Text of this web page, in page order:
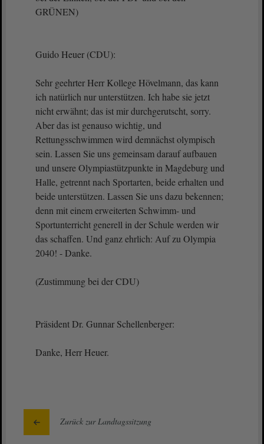
GRÜNEN)
Guido Heuer (CDU):
Sehr geehrter Herr Kollege Hövelmann, das kann
ich natürlich nur unterstützen. Ich habe sie jetzt
nicht erwähnt; das ist mir durchgerutscht, sorry.
Aber das ist genauso wichtig, und
Rettungsschwimmen wird demnächst olympisch
sein. Lassen Sie uns gemeinsam darauf aufbauen
und unsere Olympiastützpunkte in Magdeburg und
Halle, getrennt nach Sportarten, beide erhalten und
beide unterstützen. Lassen Sie uns dazu bekennen;
denn mit einem erweiterten Schwimm- und
Sportunterricht generell in der Schule werden wir
das schaffen. Und ganz ehrlich: Auf zu Olympia
2040! - Danke.
(Zustimmung bei der CDU)
Präsident Dr. Gunnar Schellenberger:
Danke, Herr Heuer.
Zurück zur Landtagssitzung